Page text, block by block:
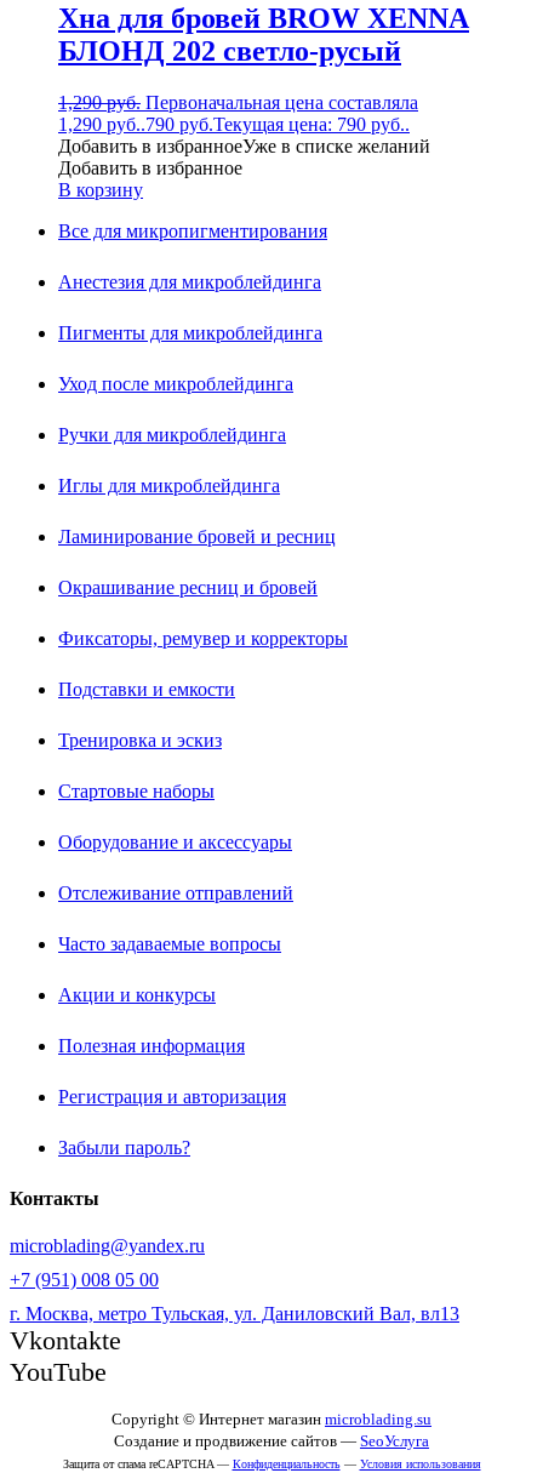
Хна для бровей BROW XENNA
БЛОНД 202 светло-русый
1,290руб. Первоначальная цена составляла
1,290 руб..790 руб.Текущая цена: 790 руб..
Добавить в избранноеУже в списке желаний
Добавить в избранное
В корзину
Все для микропигментирования
Анестезия для микроблейдинга
Пигменты для микроблейдинга
Уход после микроблейдинга
Ручки для микроблейдинга
Иглы для микроблейдинга
Ламинирование бровей и ресниц
Окрашивание ресниц и бровей
Фиксаторы, ремувер и корректоры
Подставки и емкости
Тренировка и эскиз
Стартовые наборы
Оборудование и аксессуары
Отслеживание отправлений
Часто задаваемые вопросы
Акции и конкурсы
Полезная информация
Регистрация и авторизация
Забыли пароль?
Контакты
microblading@yandex.ru
+7 (951) 008 05 00
г. Москва, метро Тульская, ул. Даниловский Вал, вл13
Vkontakte
YouTube
Copyright © Интернет магазин microblading.su
Создание и продвижение сайтов — SeoУслуга
Защита от спама reCAPTCHA — Конфиденциальность— Условия использования